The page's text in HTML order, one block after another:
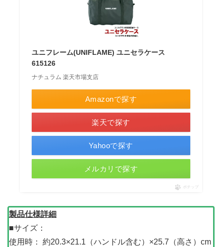
ユニフレーム(UNIFLAME) ユニセラケース
615126
ナチュラム 楽天市場支店
Amazonで探す
楽天で探す
Yahooで探す
メルカリで探す
ポチップ
製品仕様詳細
■サイズ：
使用時： 約20.3×21.1（ハンドル含む）×25.7（高さ）cm